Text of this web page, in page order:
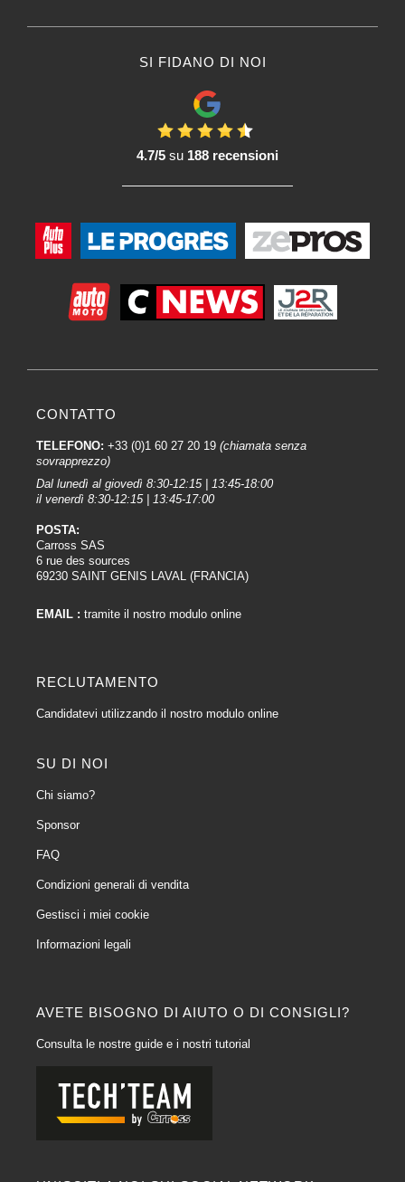
SI FIDANO DI NOI
4.7/5su 188 recensioni
AVETE BISOGNO DI AIUTO O DI CONSIGLI?
Consulta le nostre guide e i nostri tutorial
CONTATTO
TELEFONO: +33 (0)1 60 27 20 19 (chiamata senza
sovrapprezzo)
Dal lunedì al giovedì 8:30-12:15 | 13:45-18:00
il venerdì 8:30-12:15 | 13:45-17:00
POSTA:
Carross SAS
6 rue des sources
69230 SAINT GENIS LAVAL (FRANCIA)
EMAIL : tramite il nostro modulo online
RECLUTAMENTO
Candidatevi utilizzando il nostro modulo online
SU DI NOI
Chi siamo?
Sponsor
FAQ
Condizioni generali di vendita
Gestisci i miei cookie
Informazioni legali